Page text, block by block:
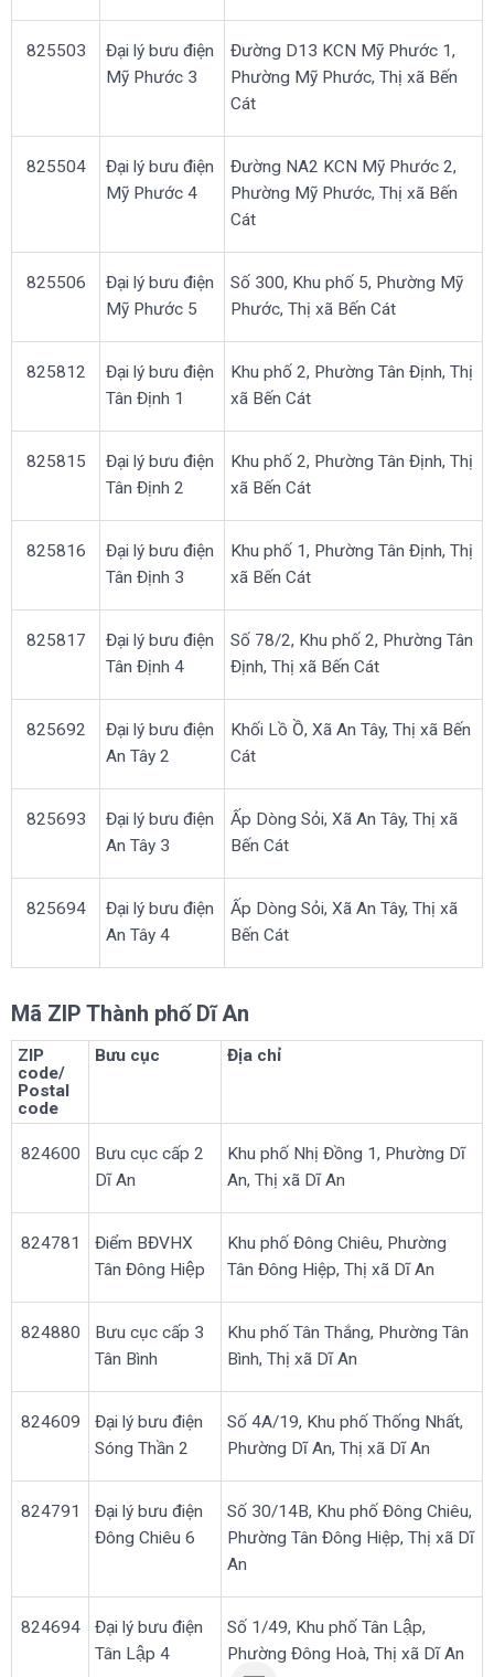
825503
Đại lý bưu điện
Mỹ Phước 3
Đường D13 KCN Mỹ Phước 1,
Phường Mỹ Phước, Thị xã Bến
Cát
825504
Đại lý bưu điện
Mỹ Phước 4
Đường NA2 KCN Mỹ Phước 2,
Phường Mỹ Phước, Thị xã Bến
Cát
825506
Đại lý bưu điện
Mỹ Phước 5
Số 300, Khu phố 5, Phường Mỹ
Phước, Thị xã Bến Cát
825812
Đại lý bưu điện
Tân Định 1
Khu phố 2, Phường Tân Định, Thị
xã Bến Cát
825815
Đại lý bưu điện
Tân Định 2
Khu phố 2, Phường Tân Định, Thị
xã Bến Cát
825816
Đại lý bưu điện
Tân Định 3
Khu phố 1, Phường Tân Định, Thị
xã Bến Cát
825817
Đại lý bưu điện
Tân Định 4
Số 78/2, Khu phố 2, Phường Tân
Định, Thị xã Bến Cát
825692
Đại lý bưu điện
An Tây 2
Khối Lồ Ồ, Xã An Tây, Thị xã Bến
Cát
825693
Đại lý bưu điện
An Tây 3
Ấp Dòng Sỏi, Xã An Tây, Thị xã
Bến Cát
825694
Đại lý bưu điện
An Tây 4
Ấp Dòng Sỏi, Xã An Tây, Thị xã
Bến Cát
Mã ZIP Thành phố Dĩ An
ZIP
code/
Postal
code
Bưu cục Địa chỉ
824600
Bưu cục cấp 2
Dĩ An
Khu phố Nhị Đồng 1, Phường Dĩ
An, Thị xã Dĩ An
824781
Điểm BĐVHX
Tân Đông Hiệp
Khu phố Đông Chiêu, Phường
Tân Đông Hiệp, Thị xã Dĩ An
824880
Bưu cục cấp 3
Tân Bình
Khu phố Tân Thắng, Phường Tân
Bình, Thị xã Dĩ An
824609
Đại lý bưu điện
Sóng Thần 2
Số 4A/19, Khu phố Thống Nhất,
Phường Dĩ An, Thị xã Dĩ An
824791
Đại lý bưu điện
Đông Chiêu 6
Số 30/14B, Khu phố Đông Chiêu,
Phường Tân Đông Hiệp, Thị xã Dĩ
An
824694
Đại lý bưu điện
Tân Lập 4
Số 1/49, Khu phố Tân Lập,
Phường Đông Hoà, Thị xã Dĩ An